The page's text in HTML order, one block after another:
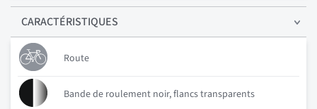
CARACTÉRISTIQUES
Route
Bande de roulement noir, flancs transparents